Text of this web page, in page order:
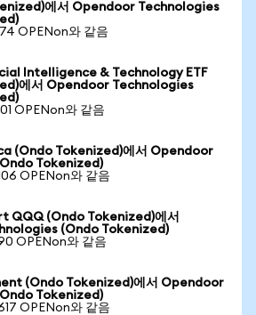
에서 Opendoor Technologies
OPENon와 같음
Intelligence & Technology ETF
에서 Opendoor Technologies
OPENon와 같음
(Ondo Tokenized)에서 Opendoor
Tokenized)
OPENon와 같음
QQQ (Ondo Tokenized)에서
(Ondo Tokenized)
OPENon와 같음
(Ondo Tokenized)에서 Opendoor
Tokenized)
OPENon와 같음